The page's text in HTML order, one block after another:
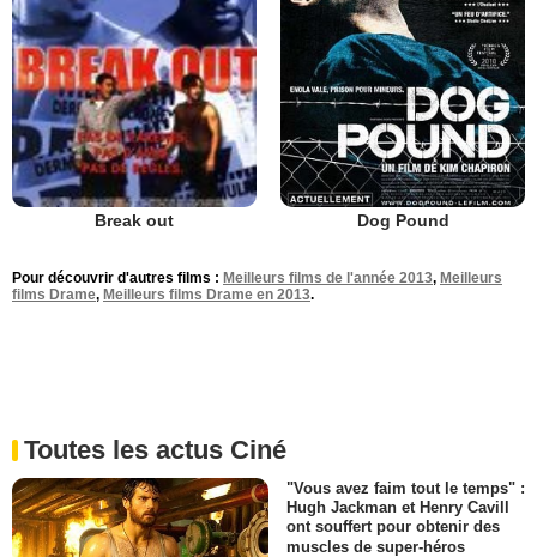
Break out Dog Pound
Pour découvrir d'autres films : Meilleurs films de l'année 2013, Meilleurs
films Drame, Meilleurs films Drame en 2013.
Toutes les actus Ciné
"Vous avez faim tout le temps" :
Hugh Jackman et Henry Cavill
ont souffert pour obtenir des
muscles de super-héros